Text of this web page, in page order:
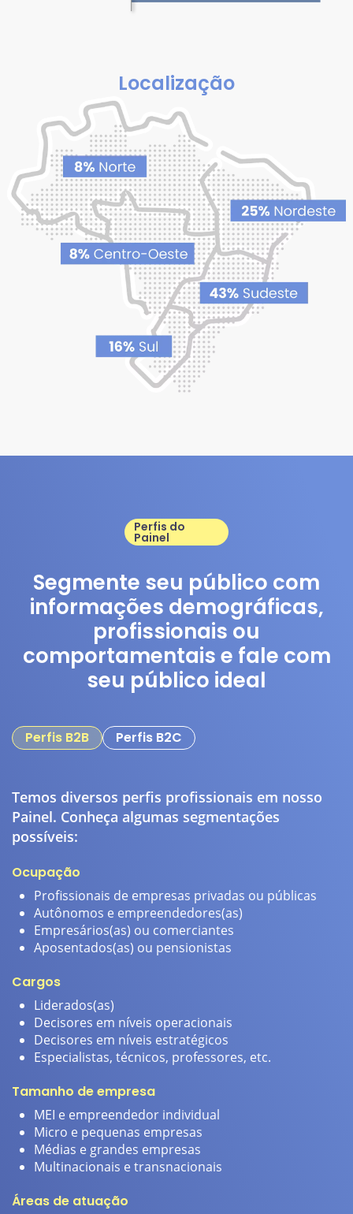
Localização
Perfis do
Painel
Segmente seu público com
informações demográficas,
profissionais ou
comportamentais e fale com
seu público ideal
Perfis B2B Perfis B2C
Temos diversos perfis profissionais em nosso
Painel. Conheça algumas segmentações
possíveis:
Ocupação
Profissionais de empresas privadas ou públicas
Autônomos e empreendedores(as)
Empresários(as) ou comerciantes
Aposentados(as) ou pensionistas
Cargos
Liderados(as)
Decisores em níveis operacionais
Decisores em níveis estratégicos
Especialistas, técnicos, professores, etc.
Tamanho de empresa
MEI e empreendedor individual
Micro e pequenas empresas
Médias e grandes empresas
Multinacionais e transnacionais
Áreas de atuação